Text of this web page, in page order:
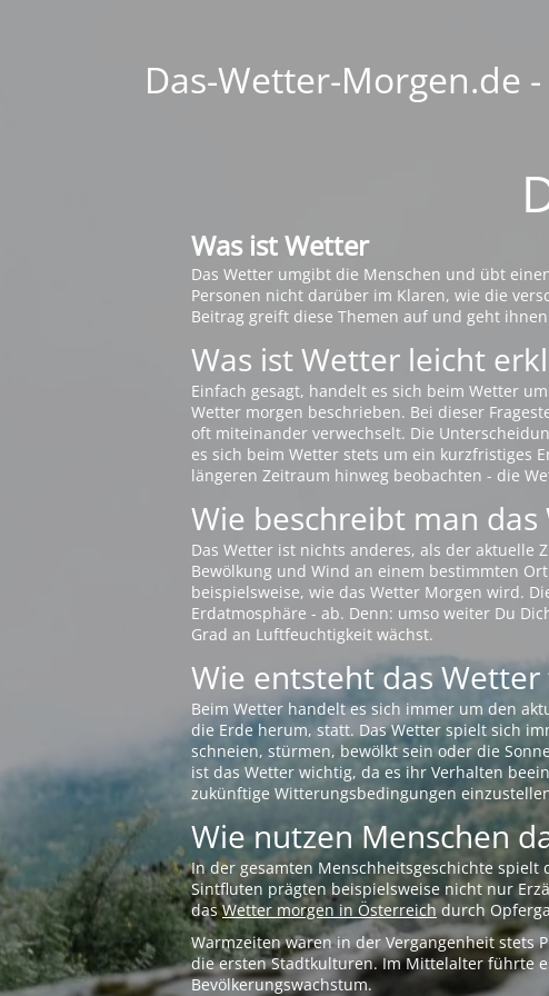
Das-Wetter-Morgen.de
Was ist Wetter
Das Wetter umgibt die Menschen und übt
Personen nicht darüber im Klaren, wie die
Beitrag greift diese Themen auf und geht
Was ist Wetter leicht
Einfach gesagt, handelt es sich beim Wetter
Wetter morgen beschrieben. Bei dieser
oft miteinander verwechselt. Die
es sich beim Wetter stets um ein kurzfristiges
längeren Zeitraum hinweg beobachten - die
Wie beschreibt man das
Das Wetter ist nichts anderes, als der aktuelle
Bewölkung und Wind an einem bestimmten
beispielsweise, wie das Wetter Morgen wird.
Erdatmosphäre - ab. Denn: umso weiter Du
Grad an Luftfeuchtigkeit wächst.
Wie entsteht das
Beim Wetter handelt es sich immer um den
die Erde herum, statt. Das Wetter spielt sich
schneien, stürmen, bewölkt sein oder die
ist das Wetter wichtig, da es ihr Verhalten
zukünftige Witterungsbedingungen
Wie nutzen Menschen
In der gesamten Menschheitsgeschichte spielt
Sintfluten prägten beispielsweise nicht nur
dasWetter morgen in Österreichdurch
Warmzeiten waren in der Vergangenheit stets
die ersten Stadtkulturen. Im Mittelalter führte
Bevölkerungswachstum.